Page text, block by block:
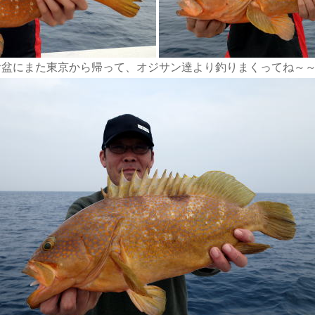
にまた東京から帰って、オジサン達より釣りまくってね～